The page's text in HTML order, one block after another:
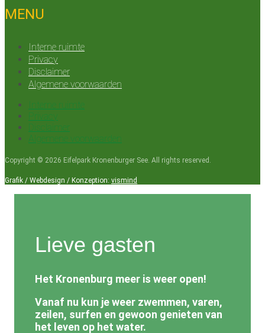
MENU
Interne ruimte
Privacy
Disclaimer
Algemene voorwaarden
Interne ruimte
Privacy
Disclaimer
Algemene voorwaarden
Copyright © 2026 Eifelpark Kronenburger See. All rights reserved.
Grafik / Webdesign / Konzeption: vismind
Lieve gasten
Het Kronenburg meer is weer open!
Vanaf nu kun je weer zwemmen, varen,
zeilen, surfen en gewoon genieten van
het leven op het water.